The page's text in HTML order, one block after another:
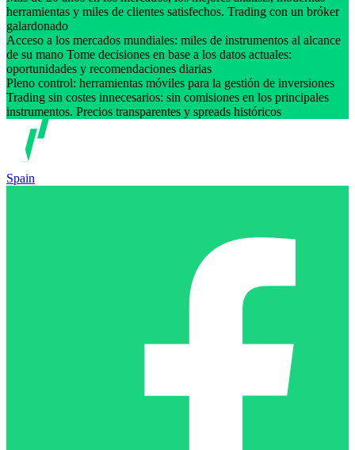
herramientas y miles de clientes satisfechos. Trading con un bróker
galardonado
Acceso a los mercados mundiales: miles de instrumentos al alcance
de su mano Tome decisiones en base a los datos actuales:
oportunidades y recomendaciones diarias
Pleno control: herramientas móviles para la gestión de inversiones
Trading sin costes innecesarios: sin comisiones en los principales
instrumentos. Precios transparentes y spreads históricos
Spain